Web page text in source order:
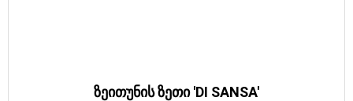
ზეითუნის ზეთი 'DI SANSA'